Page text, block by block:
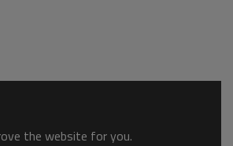
the website for you.